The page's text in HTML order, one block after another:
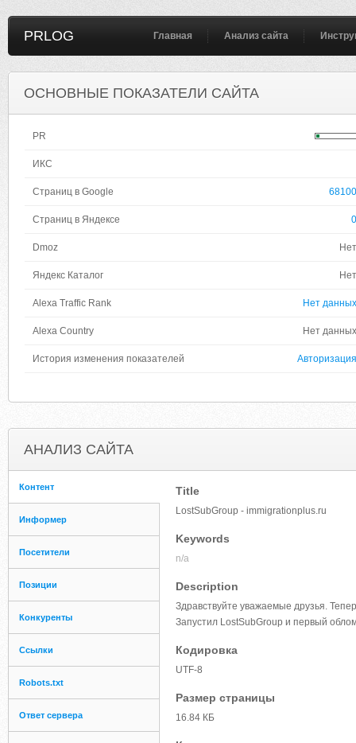
PRLOG Главная Анализ сайта
ОСНОВНЫЕ ПОКАЗАТЕЛИ САЙТА
PR
ИКС
Страниц в Google 68100
Страниц в Яндексе 0
Dmoz Нет
Яндекс Каталог Нет
Alexa Traffic Rank Нет данных
Alexa Country Нет данных
История изменения показателей Авторизация
АНАЛИЗ САЙТА
Контент
Информер
Посетители
Позиции
Конкуренты
Ссылки
Robots.txt
Ответ сервера
Title
LostSubGroup - immigrationplus.ru
Keywords
n/a
Description
Здравствуйте уважаемые друзья.
Запустил LostSubGroup и первый
Кодировка
UTF-8
Размер страницы
16.84 КБ